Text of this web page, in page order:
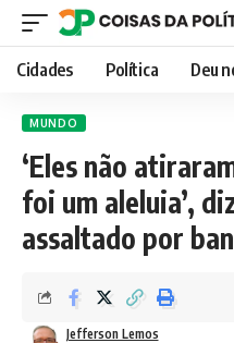
Cidades Política Deu
MUNDO
‘Eles não
foi um aleluia’,
assaltado por
Jefferson Lemos